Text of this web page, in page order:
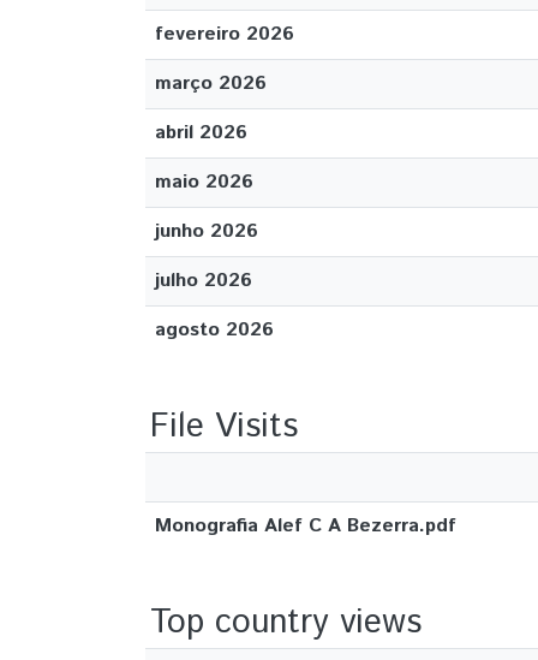
fevereiro 2026
março 2026
abril 2026
maio 2026
junho 2026
julho 2026
agosto 2026
File Visits
Monografia Alef C A Bezerra.pdf
Top country views